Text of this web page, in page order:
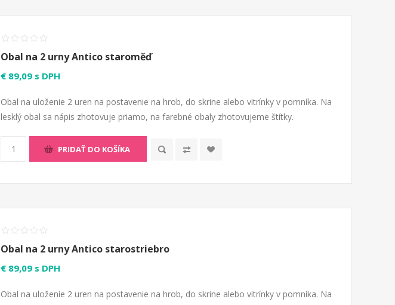
Obal na 2 urny Antico staroměď
€ 89,09 s DPH
Obal na uloženie 2 uren na postavenie na hrob, do skrine alebo vitrínky v pomníka. Na
lesklý obal sa nápis zhotovuje priamo, na farebné obaly zhotovujeme štítky.
PRIDAŤ DO KOŠÍKA
Obal na 2 urny Antico starostriebro
€ 89,09 s DPH
Obal na uloženie 2 uren na postavenie na hrob, do skrine alebo vitrínky v pomníka. Na